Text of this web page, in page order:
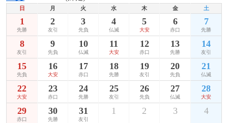
日 月 火 水 木 金 土
1
先勝
2
友引
3
先負
4
仏滅
5
大安
6
赤口
7
先勝
8
友引
9
先負
10
仏滅
11
大安
12
赤口
13
先勝
14
友引
15
先負
16
大安
17
赤口
18
先勝
19
友引
20
先負
21
仏滅
22
大安
23
赤口
24
先勝
25
友引
26
先負
27
仏滅
28
大安
29
赤口
30
先勝
31
友引
1 2 3 4